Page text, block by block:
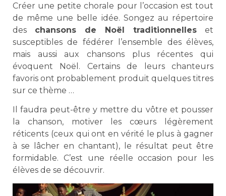
Créer une petite chorale pour l’occasion est tout
de même une belle idée. Songez au répertoire
des chansons de Noël traditionnelles et
susceptibles de fédérer l’ensemble des élèves,
mais aussi aux chansons plus récentes qui
évoquent Noël. Certains de leurs chanteurs
favoris ont probablement produit quelques titres
sur ce thème …
Il faudra peut-être y mettre du vôtre et pousser
la chanson, motiver les cœurs légèrement
réticents (ceux qui ont en vérité le plus à gagner
à se lâcher en chantant), le résultat peut être
formidable. C’est une réelle occasion pour les
élèves de se découvrir.